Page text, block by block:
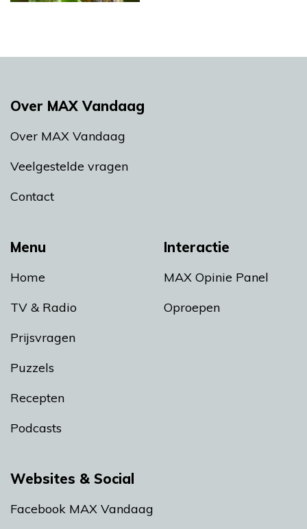
Menu
Home
TV & Radio
Prijsvragen
Puzzels
Recepten
Podcasts
Interactie
MAX Opinie Panel
Oproepen
Over MAX Vandaag
Over MAX Vandaag
Veelgestelde vragen
Contact
Websites & Social
Facebook MAX Vandaag